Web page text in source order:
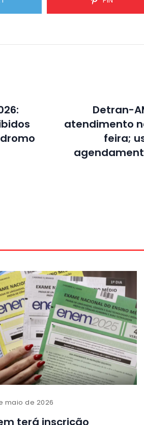
Detran-
atendimento
feira;
maio de 2026
terá inscrição